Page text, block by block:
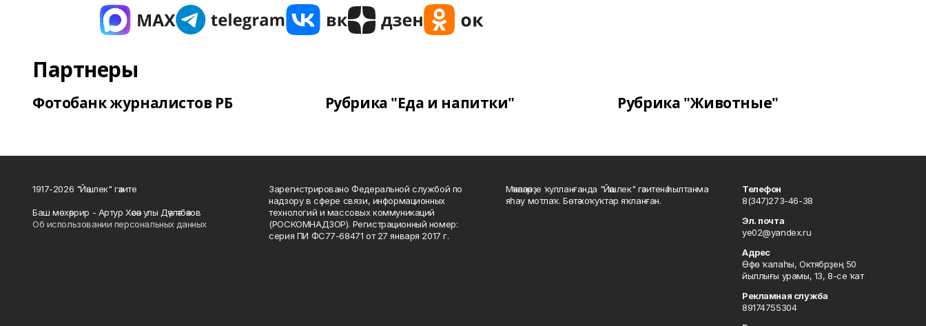
Партнеры
Фотобанк журналистов РБ Рубрика "Еда и напитки" Рубрика "Животные"
1917-2026 "Йәшлек" гәзите
Баш мөхәррир - Артур Хәсән улы Дәүләтбәков
Об использовании персональных данных
Зарегистрировано Федеральной службой по
надзору в сфере связи, информационных
технологий и массовых коммуникаций
(РОСКОМНАДЗОР). Регистрационный номер:
серия ПИ ФС77-68471 от 27 января 2017 г.
Мәҡәләләрҙе ҡулланғанда "Йәшлек" гәзитенә һылтанма
яһау мотлаҡ. Бөтә хоҡуҡтар яҡланған.
Телефон
8(347)273-46-38
Эл. почта
ye02@yandex.ru
Адрес
Өфө ҡалаһы, Октябрҙең 50
йыллығы урамы, 13, 8-се ҡат
Рекламная служба
89174755304